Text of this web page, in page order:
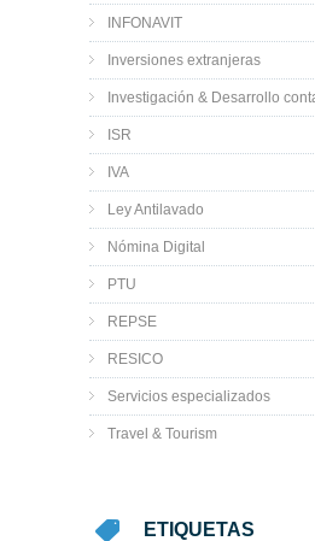
INFONAVIT
Inversiones extranjeras
Investigación & Desarrollo
ISR
IVA
Ley Antilavado
Nómina Digital
PTU
REPSE
RESICO
Servicios especializados
Travel & Tourism
ETIQUETAS